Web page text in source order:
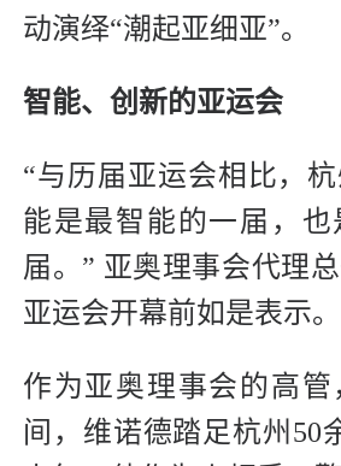
动演绎“潮起亚细亚”。
智能、创新的亚运会
“与历届亚运会相比，
能是最智能的一届，
届。” 亚奥理事会代理
亚运会开幕前如是表示。
作为亚奥理事会的高
间，维诺德踏足杭州50